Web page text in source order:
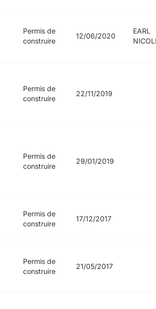
Permis de
construire
12/06/2020
EARL
Permis de
construire
22/11/2019
Permis de
construire
29/01/2019
Permis de
construire
17/12/2017
Permis de
construire
21/05/2017